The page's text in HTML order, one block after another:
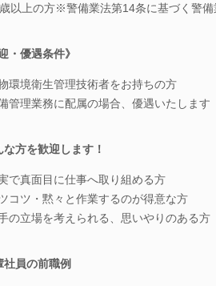
以上の方※警備業法第14条に基づく警備
・優遇条件》
環境衛生管理技術者をお持ちの方
管理業務に配属の場合、優遇いたします
な方を歓迎します！
で真面目に仕事へ取り組める方
コツ・黙々と作業するのが得意な方
の立場を考えられる、思いやりのある方
社員の前職例